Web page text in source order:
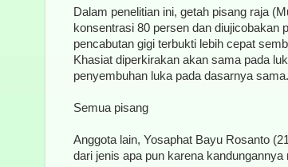
Dalam penelitian ini, getah pisang raja
konsentrasi 80 persen dan diujicobakan
pencabutan gigi terbukti lebih cepat
Khasiat diperkirakan akan sama pada
penyembuhan luka pada dasarnya sama.
Semua pisang
Anggota lain, Yosaphat Bayu Rosanto
dari jenis apa pun karena